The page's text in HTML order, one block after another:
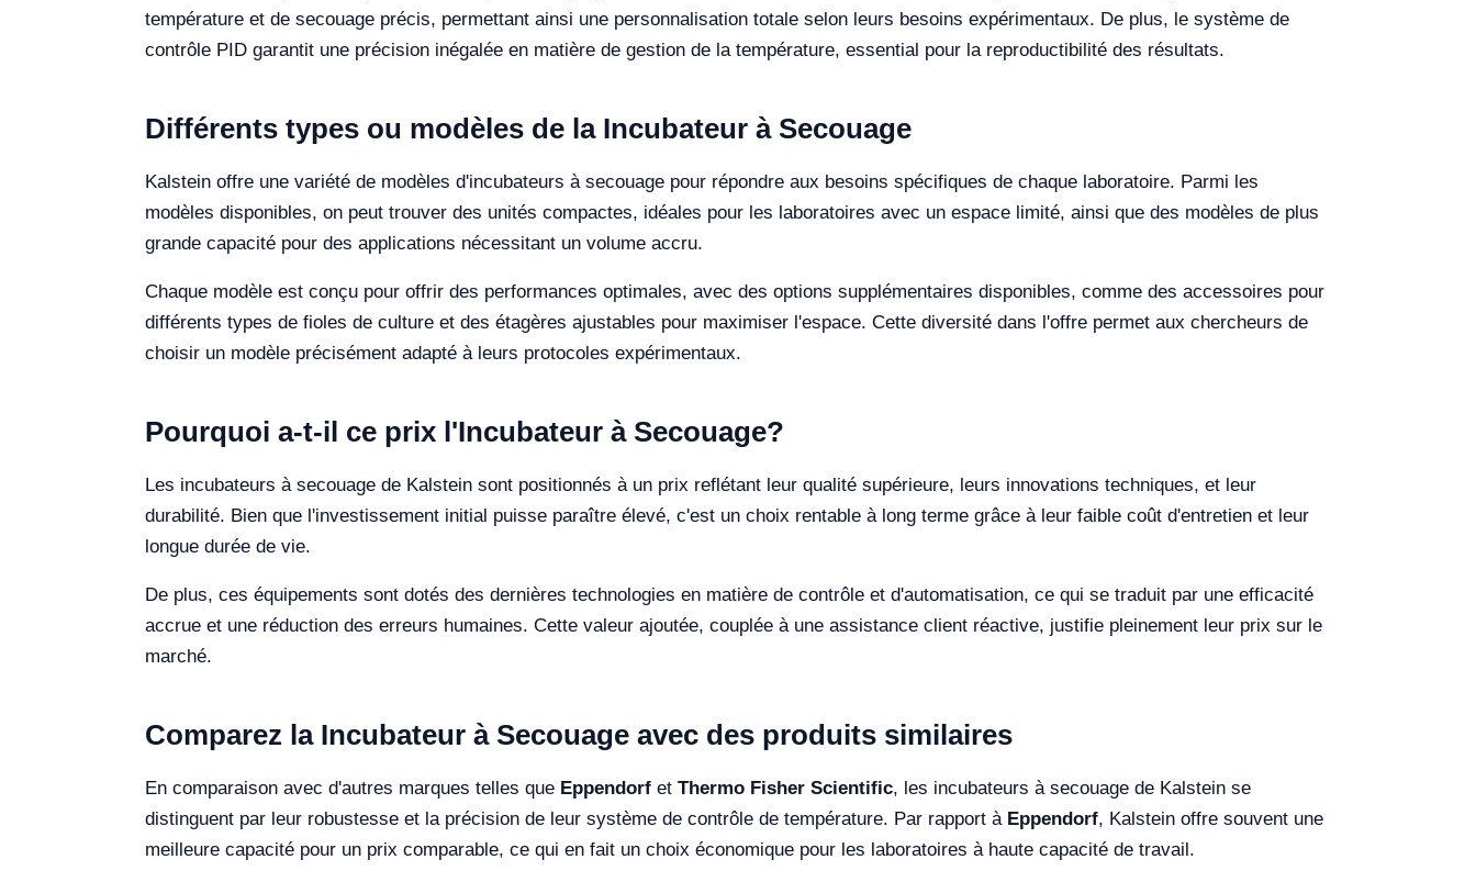
température et de secouage précis, permettant ainsi une personnalisation totale selon leurs besoins expérimentaux. De plus, le système de
contrôle PID garantit une précision inégalée en matière de gestion de la température, essential pour la reproductibilité des résultats.
Différents types ou modèles de la Incubateur à Secouage
Kalstein offre une variété de modèles d'incubateurs à secouage pour répondre aux besoins spécifiques de chaque laboratoire. Parmi les
modèles disponibles, on peut trouver des unités compactes, idéales pour les laboratoires avec un espace limité, ainsi que des modèles de plus
grande capacité pour des applications nécessitant un volume accru.
Chaque modèle est conçu pour offrir des performances optimales, avec des options supplémentaires disponibles, comme des accessoires pour
différents types de fioles de culture et des étagères ajustables pour maximiser l'espace. Cette diversité dans l'offre permet aux chercheurs de
choisir un modèle précisément adapté à leurs protocoles expérimentaux.
Pourquoi a-t-il ce prix l'Incubateur à Secouage?
Les incubateurs à secouage de Kalstein sont positionnés à un prix reflétant leur qualité supérieure, leurs innovations techniques, et leur
durabilité. Bien que l'investissement initial puisse paraître élevé, c'est un choix rentable à long terme grâce à leur faible coût d'entretien et leur
longue durée de vie.
De plus, ces équipements sont dotés des dernières technologies en matière de contrôle et d'automatisation, ce qui se traduit par une efficacité
accrue et une réduction des erreurs humaines. Cette valeur ajoutée, couplée à une assistance client réactive, justifie pleinement leur prix sur le
marché.
Comparez la Incubateur à Secouage avec des produits similaires
En comparaison avec d'autres marques telles que Eppendorf et Thermo Fisher Scientific, les incubateurs à secouage de Kalstein se
distinguent par leur robustesse et la précision de leur système de contrôle de température. Par rapport à Eppendorf, Kalstein offre souvent une
meilleure capacité pour un prix comparable, ce qui en fait un choix économique pour les laboratoires à haute capacité de travail.